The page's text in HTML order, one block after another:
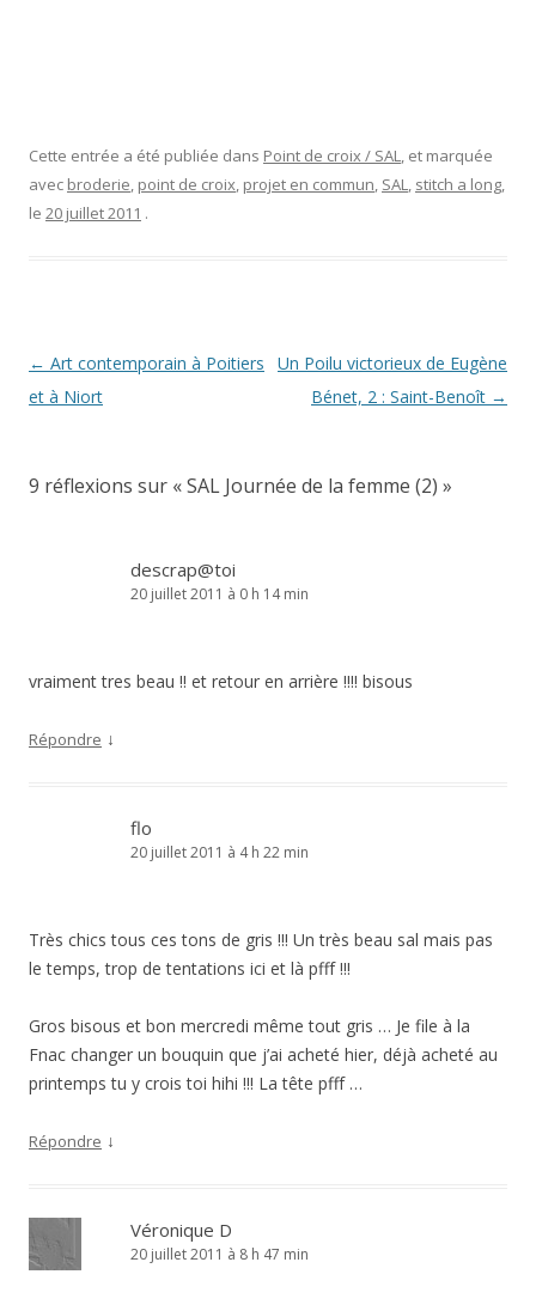
Cette entrée a été publiée dans Point de croix / SAL, et marquée
avec broderie, point de croix, projet en commun, SAL, stitch a long,
le 20 juillet 2011 .
Navigation
des
← Art contemporain à Poitiers
et à Niort
Un Poilu victorieux de Eugène
Bénet, 2 : Saint-Benoît →
9 réflexions sur «SAL Journée de la femme (2) »
descrap@toi
20 juillet 2011 à 0 h 14 min
vraiment tres beau !! et retour en arrière !!!! bisous
Répondre ↓
flo
20 juillet 2011 à 4 h 22 min
Très chics tous ces tons de gris !!! Un très beau sal mais pas
le temps, trop de tentations ici et là pfff !!!
Gros bisous et bon mercredi même tout gris … Je file à la
Fnac changer un bouquin que j’ai acheté hier, déjà acheté au
printemps tu y crois toi hihi !!! La tête pfff …
Répondre ↓
Véronique D
20 juillet 2011 à 8 h 47 min